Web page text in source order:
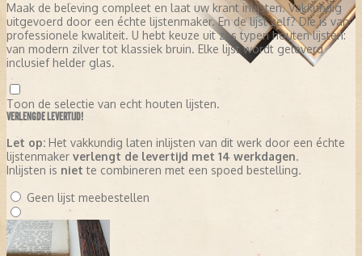
Maak de beleving compleet en laat uw krant inlijsten. Vakkundig
uitgevoerd door een échte lijstenmaker. En de lijst zelf? Die is van
professionele kwaliteit. U hebt keuze uit zes typen houten lijsten:
van modern zilver tot klassiek bruin. Elke lijst wordt geleverd
inclusief helder glas.
Toon de selectie van echt houten lijsten.
VERLENGDE LEVERTIJD!
Let op: Het vakkundig laten inlijsten van dit werk door een échte
lijstenmaker verlengt de levertijd met 14 werkdagen.
Inlijsten is niet te combineren met een spoed bestelling.
Geen lijst meebestellen